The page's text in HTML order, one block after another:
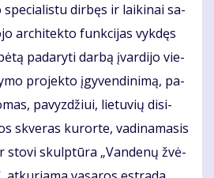
dir­bęs ir lai­ki­nai sa­
ar­chi­tek­to funk­ci­jas vyk­dęs
pa­da­ry­ti dar­bą įvar­di­jo vie­
pro­jek­to įgy­ven­di­ni­mą, pa­
pa­vyz­džiui, lie­tu­vių di­si­
skve­ras ku­ror­te, va­di­na­ma­sis
sto­vi skulp­tū­ra „Van­de­nų žvė­